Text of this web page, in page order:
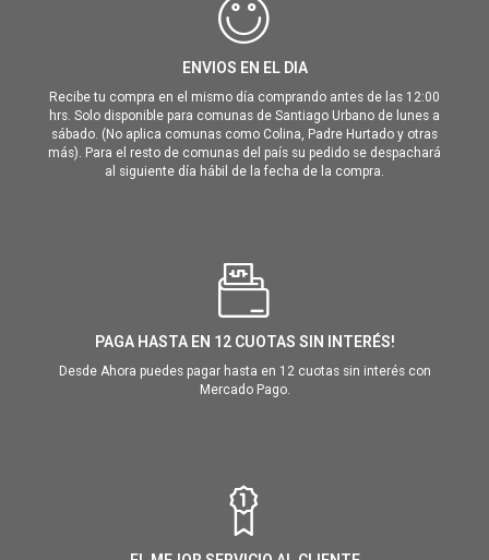
ENVIOS EN EL DIA
Recibe tu compra en el mismo día comprando antes de las 12:00
hrs. Solo disponible para comunas de Santiago Urbano de lunes a
sábado. (No aplica comunas como Colina, Padre Hurtado y otras
más). Para el resto de comunas del país su pedido se despachará
al siguiente día hábil de la fecha de la compra.
PAGA HASTA EN 12 CUOTAS SIN INTERÉS!
Desde Ahora puedes pagar hasta en 12 cuotas sin interés con
Mercado Pago.